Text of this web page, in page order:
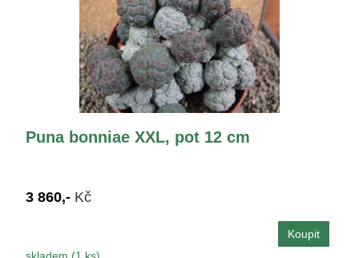
Puna bonniae XXL, pot 12 cm
3 860,- Kč
skladem (1 ks)